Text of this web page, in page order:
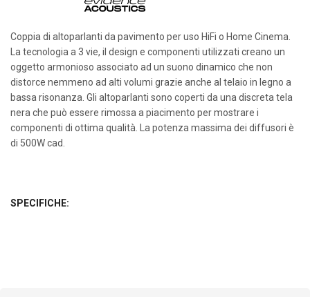
Coppia di altoparlanti da pavimento per uso HiFi o Home Cinema.
La tecnologia a 3 vie, il design e componenti utilizzati creano un
oggetto armonioso associato ad un suono dinamico che non
distorce nemmeno ad alti volumi grazie anche al telaio in legno a
bassa risonanza. Gli altoparlanti sono coperti da una discreta tela
nera che può essere rimossa a piacimento per mostrare i
componenti di ottima qualità. La potenza massima dei diffusori è
di 500W cad.
SPECIFICHE: